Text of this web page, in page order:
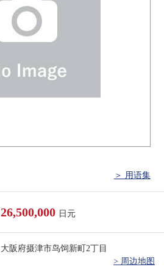
＞ 用语集
26,500,000 日元
大阪府摄津市鸟饲新町2丁目
> 周边地图